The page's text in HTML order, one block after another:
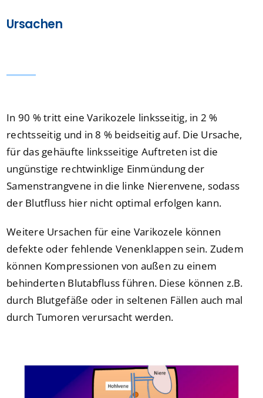
Ursachen
In 90 % tritt eine Varikozele linksseitig, in 2 %
rechtsseitig und in 8 % beidseitig auf. Die Ursache,
für das gehäufte linksseitige Auftreten ist die
ungünstige rechtwinklige Einmündung der
Samenstrangvene in die linke Nierenvene, sodass
der Blutfluss hier nicht optimal erfolgen kann.
Weitere Ursachen für eine Varikozele können
defekte oder fehlende Venenklappen sein. Zudem
können Kompressionen von außen zu einem
behinderten Blutabfluss führen. Diese können z.B.
durch Blutgefäße oder in seltenen Fällen auch mal
durch Tumoren verursacht werden.